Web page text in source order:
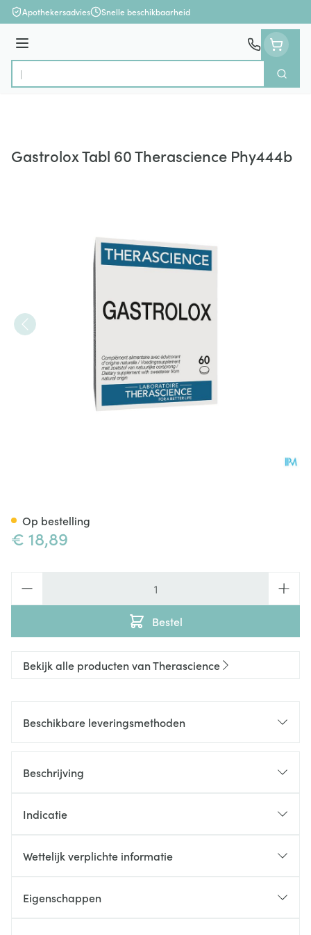
Ga naar de inhoud
Apothekersadvies Snelle beschikbaarheid
Menu
Product, merk, categorie...
Zoek
Gastrolox Tabl 60 Therascience Phy444b
€ 18,89
Bestel
Op bestelling
Bekijk alle producten van Therascience
Beschikbare leveringsmethoden
Beschrijving
Indicatie
Wettelijk verplichte informatie
Eigenschappen